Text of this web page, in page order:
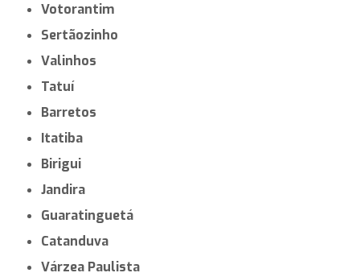
Votorantim
Sertãozinho
Valinhos
Tatuí
Barretos
Itatiba
Birigui
Jandira
Guaratinguetá
Catanduva
Várzea Paulista